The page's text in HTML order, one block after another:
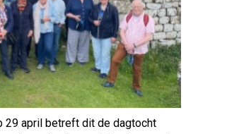
29 april betreft dit de dagtocht